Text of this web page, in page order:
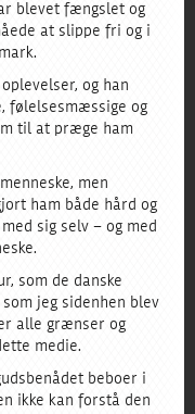
blevet fængslet og
at slippe fri og i
og han
følelsesmæssige og
til at præge ham
men
ham både hård og
sig selv – og med
som de danske
jeg sidenhen blev
alle grænser og
medie.
beboer i
ikke kan forstå den